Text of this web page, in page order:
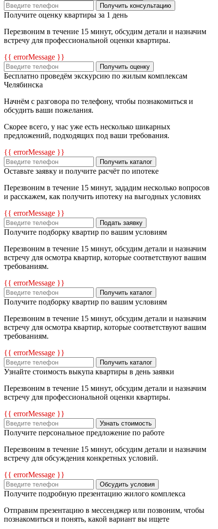
Получить консультацию
Получите оценку квартиры за 1 день
Перезвоним в течение 15 минут, обсудим детали и назначим
встречу для профессиональной оценки квартиры.
{{ errorMessage }}
Получить оценку
Бесплатно проведём экскурсию по жилым комплексам
Челябинска
Начнём с разговора по телефону, чтобы познакомиться и
обсудить ваши пожелания.
Скорее всего, у нас уже есть несколько шикарных
предложений, подходящих под ваши требования.
{{ errorMessage }}
Получить каталог
Оставьте заявку и получите расчёт по ипотеке
Перезвоним в течение 15 минут, зададим несколько вопросов
и расскажем, как получить ипотеку на выгодных условиях
{{ errorMessage }}
Подать заявку
Получите подборку квартир по вашим условиям
Перезвоним в течение 15 минут, обсудим детали и назначим
встречу для осмотра квартир, которые соответствуют вашим
требованиям.
{{ errorMessage }}
Получить каталог
Получите подборку квартир по вашим условиям
Перезвоним в течение 15 минут, обсудим детали и назначим
встречу для осмотра квартир, которые соответствуют вашим
требованиям.
{{ errorMessage }}
Получить каталог
Узнайте стоимость выкупа квартиры в день заявки
Перезвоним в течение 15 минут, обсудим детали и назначим
встречу для профессиональной оценки квартиры.
{{ errorMessage }}
Узнать стоимость
Получите персональное предложение по работе
Перезвоним в течение 15 минут, обсудим детали и назначим
встречу для обсуждения конкретных условий.
{{ errorMessage }}
Обсудить условия
Получите подробную презентацию жилого комплекса
Отправим презентацию в мессенджер или позвоним, чтобы
познакомиться и понять, какой вариант вы ищете